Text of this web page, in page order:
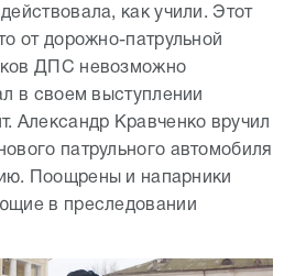
как учили. Этот
от дорожно-патрульной
ДПС невозможно
в своем выступлении
Александр Кравченко вручил
патрульного автомобиля
Поощрены и напарники
в преследовании